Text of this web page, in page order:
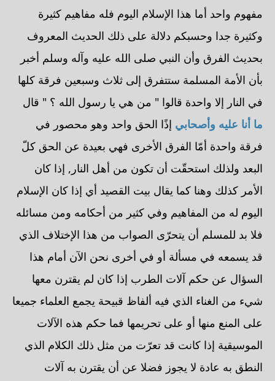
مفهوم واحد أما هذا الإسلام اليوم فله مفاهيم كثيرة
وكثيرة جدا وحسبكم دلالة على ذلك الحديث المعروف
بحديث الفرق وأن النبي صلى الله عليه وآله وسلم أخبر
بأن الأمة المسلمة ستتفرق إلى ثلاث وسبعين فرقة كلها
في النار إلا واحدة قالوا " من هي يا رسول الله ؟ " قال
ما أنا عليه وأصحابي إذًا الحق واحد وهو محصور في
فرقة واحدة أمّا الفرق الأخرى فهي بعيدة عن الحق كلّ
البعد ولذلك استحقّت أن تكون من أهل النار, إذا كان
الأمر كذلك وهنا كما يقال بيت القصيد أي إذا كان الإسلام
اليوم له من المفاهيم وفي كثير من أحكامه ومن مسائله
فلا بد للمسلم أن يتحرّى الصواب من هذا الإختلاف الذي
قد يسمعه في مسألة أو في أخرى نحن الآن أمام هذا
السؤال عن حكم آلات الطرب إذا كان لم يقترن معها
شيء من الغناء الذي فيه ألفاظ قبيحة يجمع العلماء جميعا
على المنع منها أو على تحريمها فما حكم هذه الآلات
الموسيقية إذا كانت قد تعرّت من مثل ذلك الكلام الذي
النطق به عادة لا يجوز فضلا عن أن يقترن به آلات